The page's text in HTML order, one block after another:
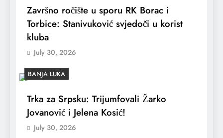
Završno ročište u sporu RK Borac i
Torbice: Stanivuković svjedoči u korist
kluba
July 30, 2026
BANJA LUKA
Trka za Srpsku: Trijumfovali Žarko
Jovanović i Jelena Kosić!
July 30, 2026